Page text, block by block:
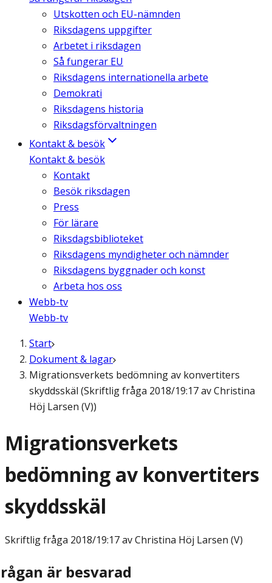
Utskotten och EU-nämnden
Riksdagens uppgifter
Arbetet i riksdagen
Så fungerar EU
Riksdagens internationella arbete
Demokrati
Riksdagens historia
Riksdagsförvaltningen
Kontakt & besök
Kontakt & besök
Kontakt
Besök riksdagen
Press
För lärare
Riksdagsbiblioteket
Riksdagens myndigheter och nämnder
Riksdagens byggnader och konst
Arbeta hos oss
Webb-tv
Webb-tv
Start
Dokument & lagar
Migrationsverkets bedömning av konvertiters
skyddsskäl (Skriftlig fråga 2018/19:17 av Christina
Höj Larsen (V))
Migrationsverkets
bedömning av konvertiters
skyddsskäl
Skriftlig fråga 2018/19:17 av Christina Höj Larsen (V)
är besvarad